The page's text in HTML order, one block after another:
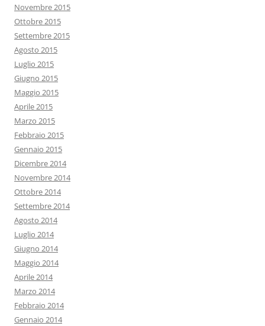
Novembre 2015
Ottobre 2015
Settembre 2015
Agosto 2015
Luglio 2015
Giugno 2015
Maggio 2015
Aprile 2015
Marzo 2015
Febbraio 2015
Gennaio 2015
Dicembre 2014
Novembre 2014
Ottobre 2014
Settembre 2014
Agosto 2014
Luglio 2014
Giugno 2014
Maggio 2014
Aprile 2014
Marzo 2014
Febbraio 2014
Gennaio 2014